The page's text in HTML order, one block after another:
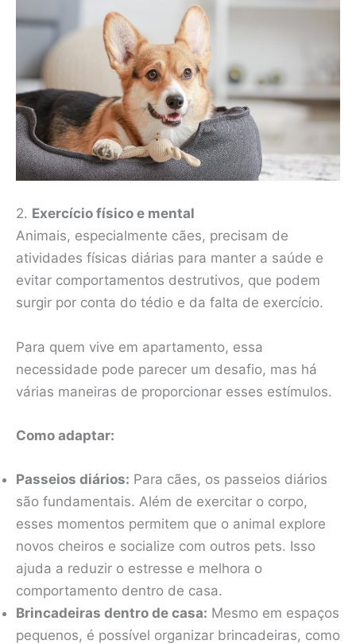
2. Exercício físico e mental
Animais, especialmente cães, precisam de
atividades físicas diárias para manter a saúde e
evitar comportamentos destrutivos, que podem
surgir por conta do tédio e da falta de exercício.
Para quem vive em apartamento, essa
necessidade pode parecer um desafio, mas há
várias maneiras de proporcionar esses estímulos.
Como adaptar:
Passeios diários: Para cães, os passeios diários
são fundamentais. Além de exercitar o corpo,
esses momentos permitem que o animal explore
novos cheiros e socialize com outros pets. Isso
ajuda a reduzir o estresse e melhora o
comportamento dentro de casa.
Brincadeiras dentro de casa: Mesmo em espaços
pequenos, é possível organizar brincadeiras, como